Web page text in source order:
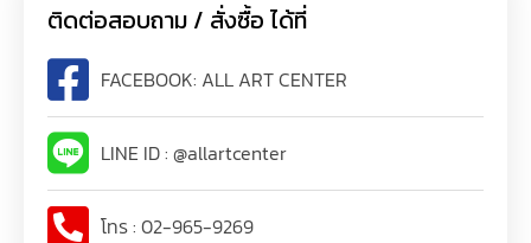
ติดต่อสอบถาม / สั่งซื้อ ได้ที่
FACEBOOK: ALL ART CENTER
LINE ID : @allartcenter
โทร : 02-965-9269